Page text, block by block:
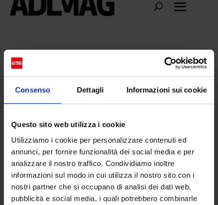
Consenso Dettagli Informazioni sui cookie
Questo sito web utilizza i cookie
Utilizziamo i cookie per personalizzare contenuti ed
annunci, per fornire funzionalità dei social media e per
analizzare il nostro traffico. Condividiamo inoltre
informazioni sul modo in cui utilizza il nostro sito con i
nostri partner che si occupano di analisi dei dati web,
pubblicità e social media, i quali potrebbero combinarle
museumofdreamers